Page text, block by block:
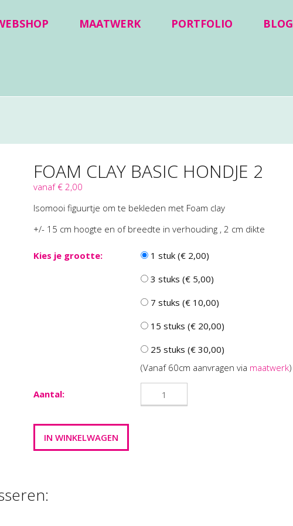
MAATWERK PORTFOLIO BLOG
FOAM CLAY BASIC HONDJE 2
vanaf € 2,00
Isomooi figuurtje om te bekleden met Foam clay
+/- 15 cm hoogte en of breedte in verhouding , 2 cm dikte
Kies je grootte:
1 stuk (€ 2,00)
3 stuks (€ 5,00)
7 stuks (€ 10,00)
15 stuks (€ 20,00)
25 stuks (€ 30,00)
(Vanaf 60cm aanvragen via maatwerk)
Aantal: